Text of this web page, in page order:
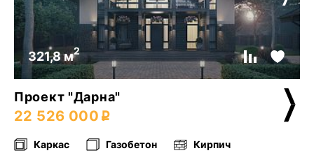
321,8 м2
Проект "Дарна"
22 526 000
Каркас Газобетон Кирпич